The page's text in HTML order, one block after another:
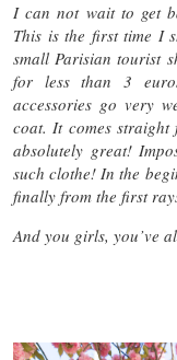
I can not wait to get
This is the first time I
small Parisian tourist
for less than 3
accessories go very
coat. It comes straight
absolutely great!
such clothe! In the
finally from the first
And you girls, you’ve